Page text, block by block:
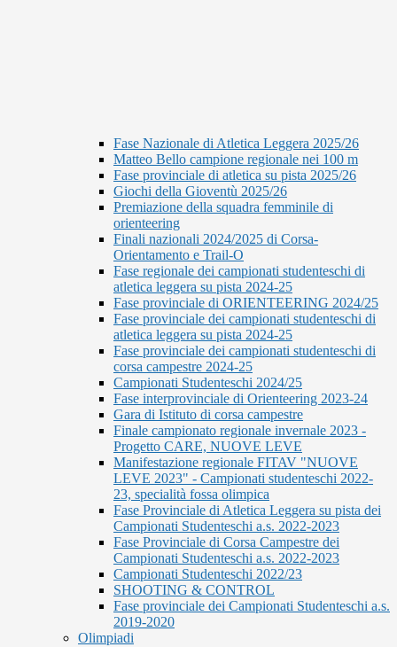
Fase Nazionale di Atletica Leggera 2025/26
Matteo Bello campione regionale nei 100 m
Fase provinciale di atletica su pista 2025/26
Giochi della Gioventù 2025/26
Premiazione della squadra femminile di
orienteering
Finali nazionali 2024/2025 di Corsa-
Orientamento e Trail-O
Fase regionale dei campionati studenteschi di
atletica leggera su pista 2024-25
Fase provinciale di ORIENTEERING 2024/25
Fase provinciale dei campionati studenteschi di
atletica leggera su pista 2024-25
Fase provinciale dei campionati studenteschi di
corsa campestre 2024-25
Campionati Studenteschi 2024/25
Fase interprovinciale di Orienteering 2023-24
Gara di Istituto di corsa campestre
Finale campionato regionale invernale 2023 -
Progetto CARE, NUOVE LEVE
Manifestazione regionale FITAV "NUOVE
LEVE 2023" - Campionati studenteschi 2022-
23, specialità fossa olimpica
Fase Provinciale di Atletica Leggera su pista dei
Campionati Studenteschi a.s. 2022-2023
Fase Provinciale di Corsa Campestre dei
Campionati Studenteschi a.s. 2022-2023
Campionati Studenteschi 2022/23
SHOOTING & CONTROL
Fase provinciale dei Campionati Studenteschi a.s.
2019-2020
Olimpiadi